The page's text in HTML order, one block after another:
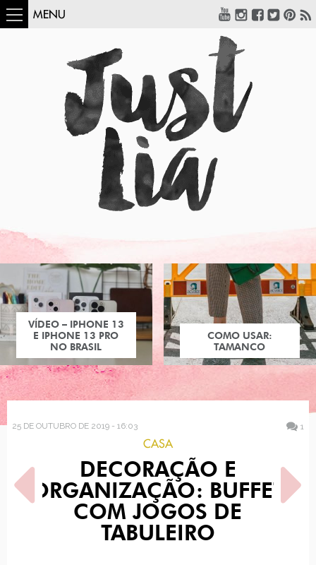
MENU
COMO USAR:
TAMANCO
25 DE OUTUBRO DE 2019 - 16:03 1
CASA
DECORAÇÃO E
ORGANIZAÇÃO: BUFFET
COM JOGOS DE
TABULEIRO